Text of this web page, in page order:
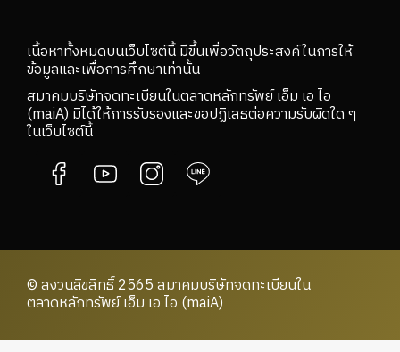
เนื้อหาทั้งหมดบนเว็บไซต์นี้ มีขึ้นเพื่อวัตถุประสงค์ในการให้
ข้อมูลและเพื่อการศึกษาเท่านั้น
สมาคมบริษัทจดทะเบียนในตลาดหลักทรัพย์ เอ็ม เอ ไอ
(maiA) มิได้ให้การรับรองและขอปฏิเสธต่อความรับผิดใด ๆ
ในเว็บไซต์นี้
© สงวนลิขสิทธิ์ 2565 สมาคมบริษัทจดทะเบียนใน
ตลาดหลักทรัพย์ เอ็ม เอ ไอ (maiA)